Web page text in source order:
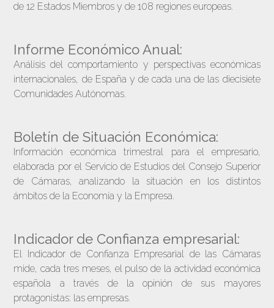
de 12 Estados Miembros y de 108 regiones europeas.
Informe Económico Anual:
Análisis del comportamiento y perspectivas económicas
internacionales, de España y de cada una de las diecisiete
Comunidades Autónomas.
Boletín de Situación Económica:
Información económica trimestral para el empresario,
elaborada por el Servicio de Estudios del Consejo Superior
de Cámaras, analizando la situación en los distintos
ámbitos de la Economía y la Empresa.
Indicador de Confianza empresarial:
El Indicador de Confianza Empresarial de las Cámaras
mide, cada tres meses, el pulso de la actividad económica
española a través de la opinión de sus mayores
protagonistas: las empresas.